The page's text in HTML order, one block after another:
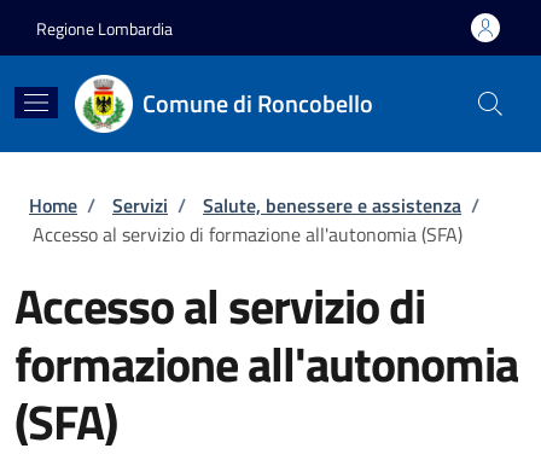
Regione Lombardia
Comune di Roncobello
Briciole di pane
Home / Servizi / Salute, benessere e assistenza /
Accesso al servizio di formazione all'autonomia (SFA)
Accesso al servizio di
formazione all'autonomia
(SFA)